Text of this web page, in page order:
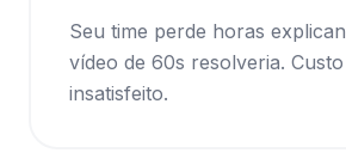
Seu time perde horas
vídeo de 60s resolveria.
insatisfeito.